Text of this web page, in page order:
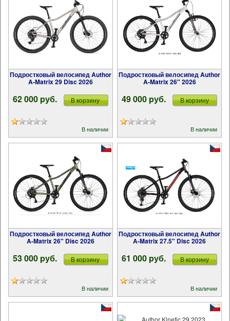
Подростковый велосипед Author
A-Matrix 29 Disc 2026
62 000 pуб. В корзину
В наличии
Подростковый велосипед Author
A-Matrix 26" 2026
49 000 pуб. В корзину
В наличии
Подростковый велосипед Author
A-Matrix 26" Disc 2026
53 000 pуб. В корзину
В наличии
Подростковый велосипед Author
A-Matrix 27.5" Disc 2026
61 000 pуб. В корзину
В наличии